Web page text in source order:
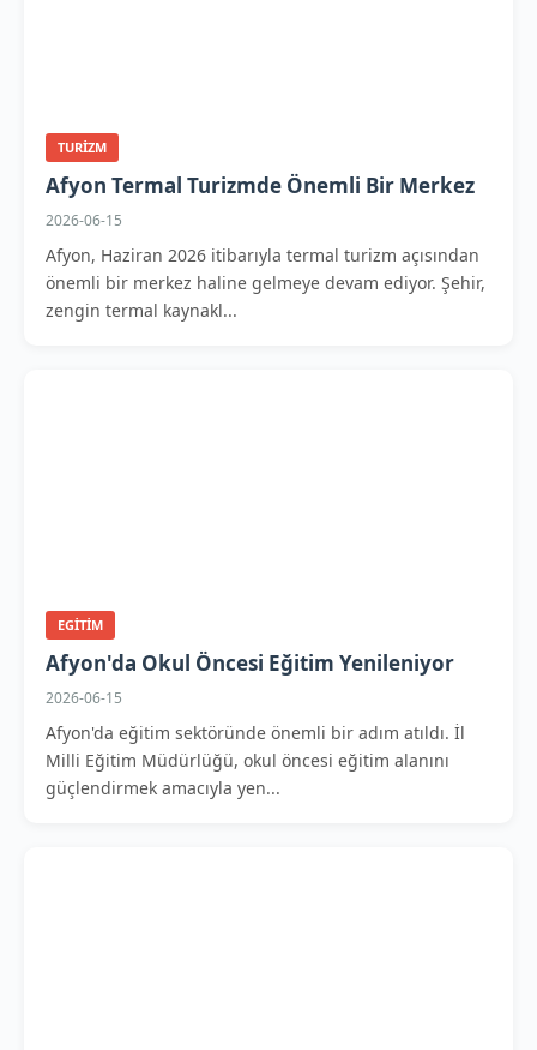
TURIZM
Afyon Termal Turizmde Önemli Bir Merkez
2026-06-15
Afyon, Haziran 2026 itibarıyla termal turizm açısından
önemli bir merkez haline gelmeye devam ediyor. Şehir,
zengin termal kaynakl...
EGITIM
Afyon'da Okul Öncesi Eğitim Yenileniyor
2026-06-15
Afyon'da eğitim sektöründe önemli bir adım atıldı. İl
Milli Eğitim Müdürlüğü, okul öncesi eğitim alanını
güçlendirmek amacıyla yen...